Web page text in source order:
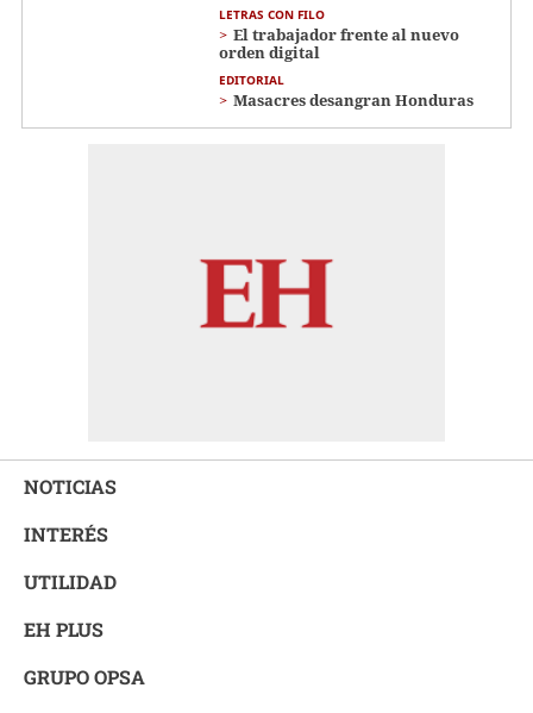
LETRAS CON FILO
El trabajador frente al nuevo
orden digital
EDITORIAL
Masacres desangran Honduras
NOTICIAS
INTERÉS
UTILIDAD
EH PLUS
GRUPO OPSA